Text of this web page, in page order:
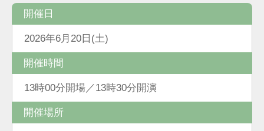
開催日
2026年6月20日(土)
開催時間
13時00分開場／13時30分開演
開催場所